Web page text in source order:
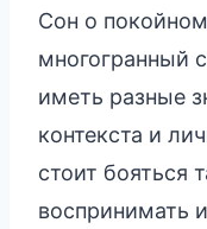
Сон о
многогранный
иметь разные
контекста и
стоит бояться
воспринимать